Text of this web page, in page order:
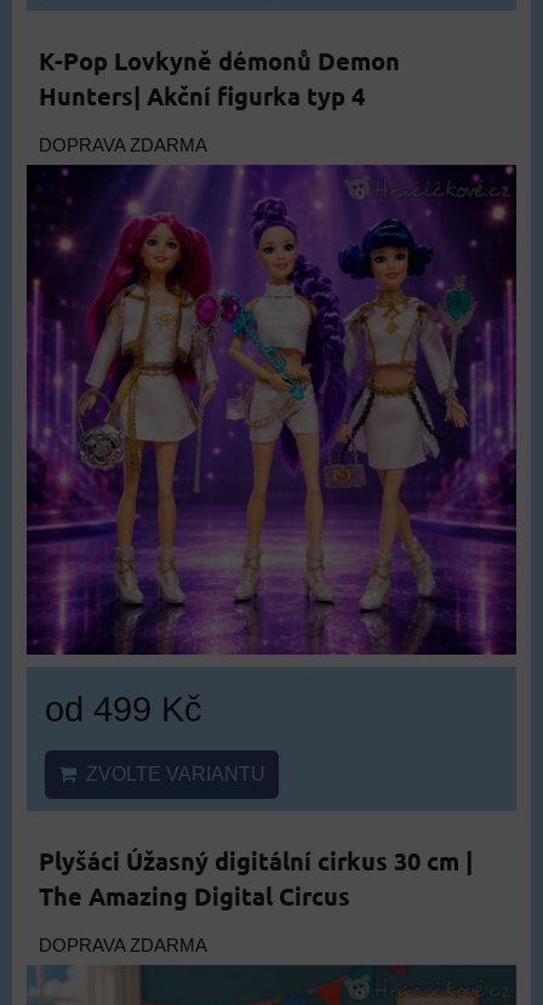
K-Pop Lovkyně démonů Demon
Hunters| Akční figurka typ 4
DOPRAVA ZDARMA
od 499 Kč
ZVOLTE VARIANTU
Plyšáci Úžasný digitální cirkus 30 cm |
The Amazing Digital Circus
DOPRAVA ZDARMA